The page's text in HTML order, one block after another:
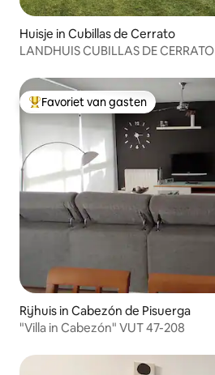
Huisje in Cubillas de Cerrato
LANDHUIS CUBILLAS DE CERRATO
Topfavoriet van gasten
Favoriet van gasten
Rijhuis in Cabezón de Pisuerga
"Villa in Cabezón" VUT 47-208